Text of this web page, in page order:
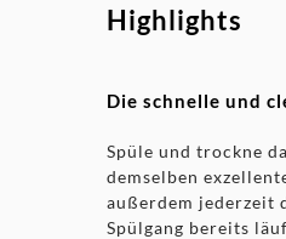
Highlights
Die schnelle und
Spüle und trockne
demselben
außerdem jederzeit
Spülgang bereits